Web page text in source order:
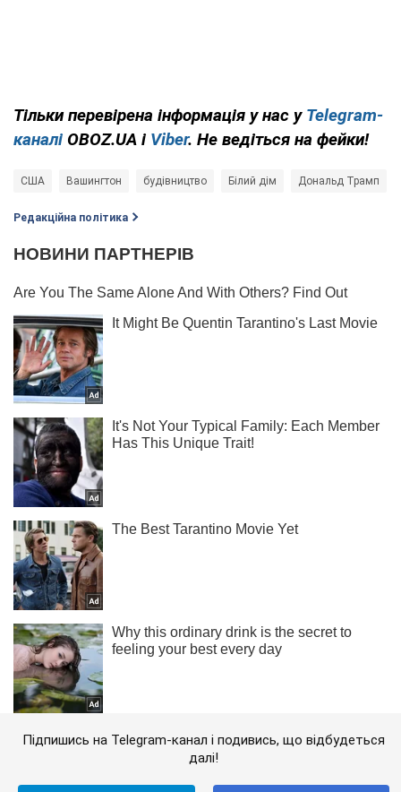
Тільки перевірена інформація у нас у Telegram-
каналі OBOZ.UA і Viber. Не ведіться на фейки!
США Вашингтон будівництво Білий дім Дональд Трамп
Редакційна політика
Підпишись на Telegram-канал і подивись, що відбудеться
далі!